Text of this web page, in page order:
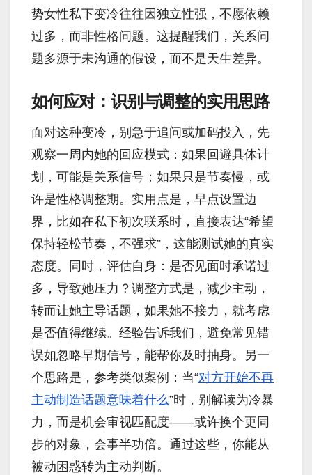
势女性私下变冷往往因独立性强，不愿依赖
过多，而非性格问题。这提醒我们，关系问
题多源于未沟通的假设，而不是天生差异。
如何应对：识别与调整的实用思路
面对这种变冷，别急于追问或加码投入，先
观察一周内她的回应模式：如果回避具体计
划，可能是关系信号；如果只是节奏慢，或
许是性格调整期。实用点是，早点设置边
界，比如在私下初次联系时，直接表达“希望
保持轻松节奏，不强求”，这能测试她的真实
态度。同时，评估自身：是否见面时承诺过
多，导致她压力？调整方式是，减少主动，
转而让她主导话题，如果她不接力，就考虑
是否值得继续。经验告诉我们，避免常见错
误如忽略早期信号，能帮你及时抽身。另一
个思路是，参考类似案例：当“对方开始不再
主动制造话题意味着什么”时，别解读为冷暴
力，而是机会审视匹配度——或许换个更同
步的对象，会事半功倍。通过这些，你能从
被动困惑转为主动判断。